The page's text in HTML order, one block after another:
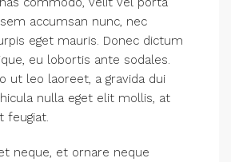
accumsan nunc, nec
eget mauris. Donec dictum
eu lobortis ante sodales.
ut leo laoreet, a gravida dui
nulla eget elit mollis, at
feugiat.
neque, et ornare neque